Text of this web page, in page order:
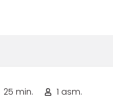
25 min. 1 asm.